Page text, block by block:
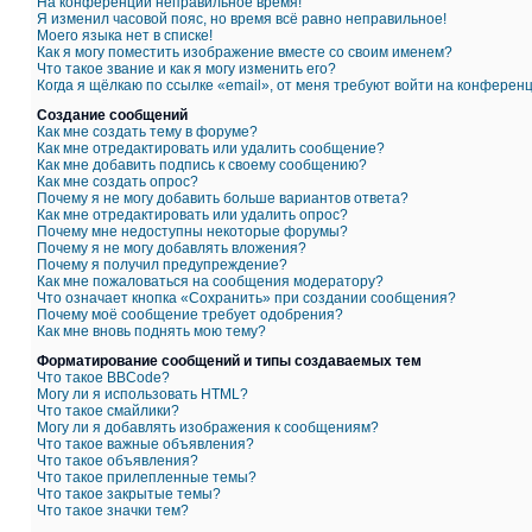
Я изменил часовой пояс, но время всё равно неправильное!
Моего языка нет в списке!
Как я могу поместить изображение вместе со своим именем?
Что такое звание и как я могу изменить его?
Когда я щёлкаю по ссылке «email», от меня требуют войти на
Создание сообщений
Как мне создать тему в форуме?
Как мне отредактировать или удалить сообщение?
Как мне добавить подпись к своему сообщению?
Как мне создать опрос?
Почему я не могу добавить больше вариантов ответа?
Как мне отредактировать или удалить опрос?
Почему мне недоступны некоторые форумы?
Почему я не могу добавлять вложения?
Почему я получил предупреждение?
Как мне пожаловаться на сообщения модератору?
Что означает кнопка «Сохранить» при создании сообщения?
Почему моё сообщение требует одобрения?
Как мне вновь поднять мою тему?
Форматирование сообщений и типы создаваемых тем
Что такое BBCode?
Могу ли я использовать HTML?
Что такое смайлики?
Могу ли я добавлять изображения к сообщениям?
Что такое важные объявления?
Что такое объявления?
Что такое прилепленные темы?
Что такое закрытые темы?
Что такое значки тем?